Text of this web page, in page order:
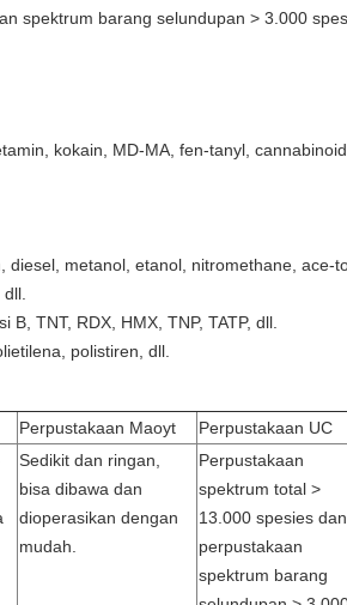
spektrum barang selundupan > 3.000
kokain, MD-MA, fen-tanyl,
metanol, etanol, nitromethane, ace-
TNT, RDX, HMX, TNP, TATP, dll.
polistiren, dll.
Perpustakaan Maoyt
Perpustakaan UC
Sedikit dan ringan,
bisa dibawa dan
dioperasikan dengan
mudah.
Perpustakaan
spektrum total >
13.000 spesies dan
perpustakaan
spektrum barang